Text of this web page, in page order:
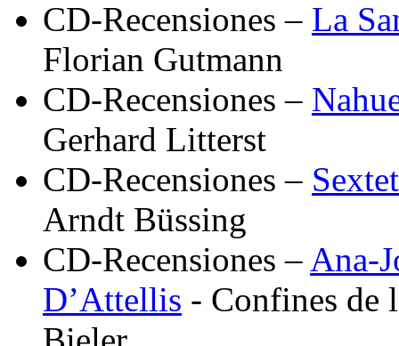
CD-Recensiones – La
Florian Gutmann
CD-Recensiones –
Gerhard Litterst
CD-Recensiones –
Arndt Büssing
CD-Recensiones – Ana-
D’Attellis - Confines de